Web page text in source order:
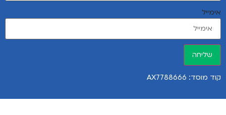
אימייל
שליחה
קוד מוסד: AX7788666